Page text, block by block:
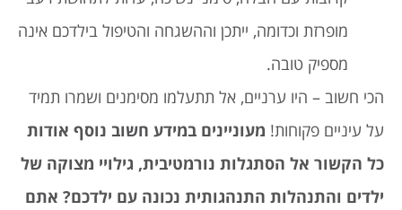
מופרזת וכדומה, ייתכן וההשגחה והטיפול בילדכם אינה
מספיק טובה.
הכי חשוב – היו ערניים, אל תתעלמו מסימנים ושמרו תמיד
על עיניים פקוחות! מעוניינים במידע חשוב נוסף אודות
כל הקשור אל הסתגלות נורמטיבית, גילויי מצוקה של
ילדים והתנהלות התנהגותית נכונה עם ילדכם? אתם